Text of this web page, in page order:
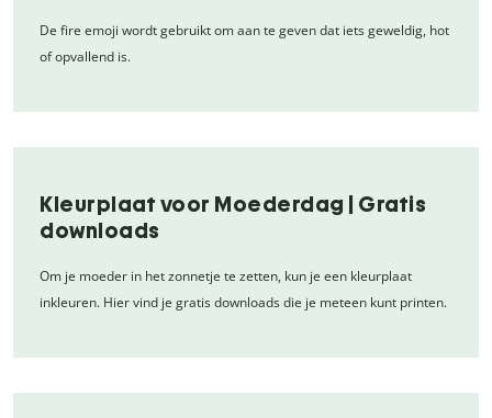
De fire emoji wordt gebruikt om aan te geven dat iets geweldig, hot
of opvallend is.
Kleurplaat voor Moederdag | Gratis
downloads
Om je moeder in het zonnetje te zetten, kun je een kleurplaat
inkleuren. Hier vind je gratis downloads die je meteen kunt printen.